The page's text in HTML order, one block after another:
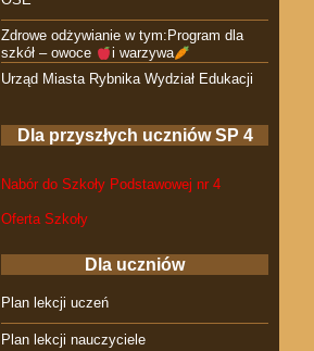
Zdrowe odżywianie w tym:Program dla
szkół – owoce
i warzywa
Urząd Miasta Rybnika Wydział Edukacji
Dla przyszłych uczniów SP 4
Nabór do Szkoły Podstawowej nr 4
Oferta Szkoły
Dla uczniów
Plan lekcji uczeń
Plan lekcji nauczyciele